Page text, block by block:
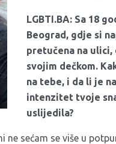
LGBTI.BA: Sa 18
Beograd, gdje si
pretučena na ulici,
svojim dečkom.
na tebe, i da li je
intenzitet tvoje
uslijedila?
ne sećam se više u